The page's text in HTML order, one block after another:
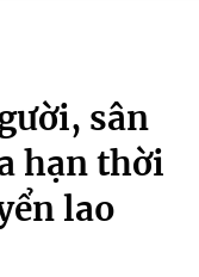
sân
hạn thời
lao